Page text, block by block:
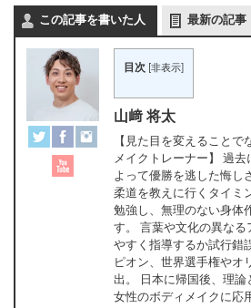
この記事を書いた人 最新の記事
目次 非表示
山﨑 将太
【見た目を変えることで
メイクトレーナー】 過
よって優勝を逃した悔し
柔道を教えに行くタイミ
勉強し、無理のない身体
す。 言葉や文化の異なる
やすく指導するか試行錯
ピオン、世界選手権やオ
出。 日本に帰国後、理論
女性のボディメイクに応